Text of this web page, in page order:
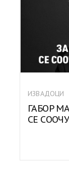
ИЗВАДОЦИ
ГАБОР
СЕ